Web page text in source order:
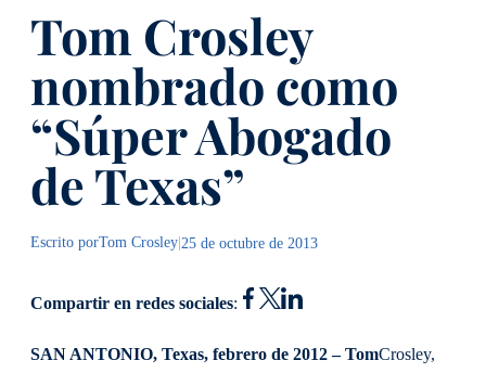
Tom Crosley
nombrado como
“Súper Abogado
de Texas”
Escrito porTom Crosley|25 de octubre de 2013
Compartir en redes sociales:
SAN ANTONIO, Texas, febrero de 2012 – TomCrosley,